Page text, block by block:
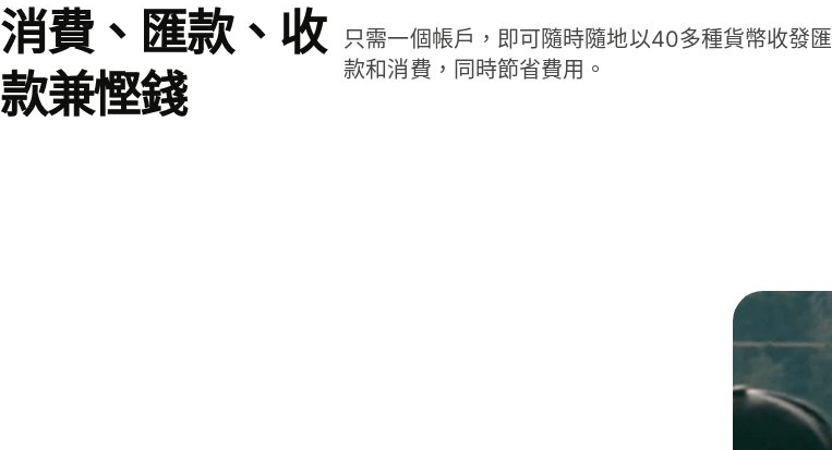
消費、匯款、收
款兼慳錢
只需一個帳戶，即可隨時隨地以40多種貨幣收發匯
款和消費，同時節省費用。